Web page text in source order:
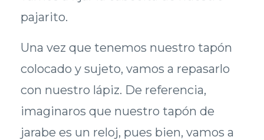
pajarito.
Una vez que tenemos nuestro tapón
colocado y sujeto, vamos a repasarlo
con nuestro lápiz. De referencia,
imaginaros que nuestro tapón de
jarabe es un reloj, pues bien, vamos a